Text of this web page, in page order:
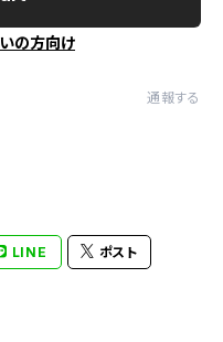
の方向け
通報する
LINE ポスト